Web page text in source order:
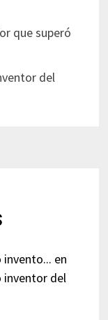
que superó
del
invento... en
inventor del